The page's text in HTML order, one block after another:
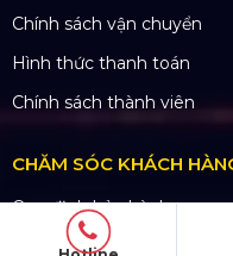
Dự án nổi bật
Dự án khác
Dự án đấu thầu
QUY CHẾ HOẠT ĐỘNG
Chính Sách & Điều khoản
Chính sách bảo mật